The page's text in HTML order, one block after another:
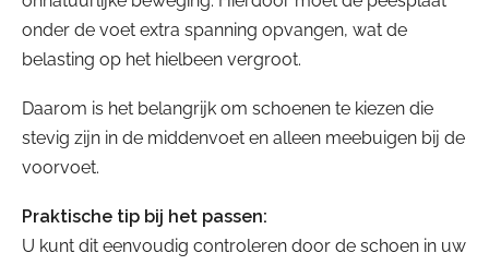
onder de voet extra spanning opvangen, wat de
belasting op het hielbeen vergroot.
Daarom is het belangrijk om schoenen te kiezen die
stevig zijn in de middenvoet en alleen meebuigen bij de
voorvoet.
Praktische tip bij het passen:
U kunt dit eenvoudig controleren door de schoen in uw